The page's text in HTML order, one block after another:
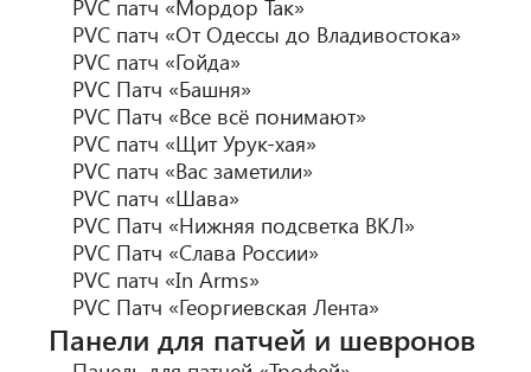
PVC патч «Мордор Так»
PVC патч «От Одессы до Владивостока»
PVC патч «Гойда»
PVC Патч «Башня»
PVC Патч «Все всё понимают»
PVC патч «Щит Урук-хая»
PVC патч «Вас заметили»
PVC патч «Шава»
PVC Патч «Нижняя подсветка ВКЛ»
PVC Патч «Слава России»
PVC патч «In Arms»
PVC Патч «Георгиевская Лента»
Панели для патчей и шевронов